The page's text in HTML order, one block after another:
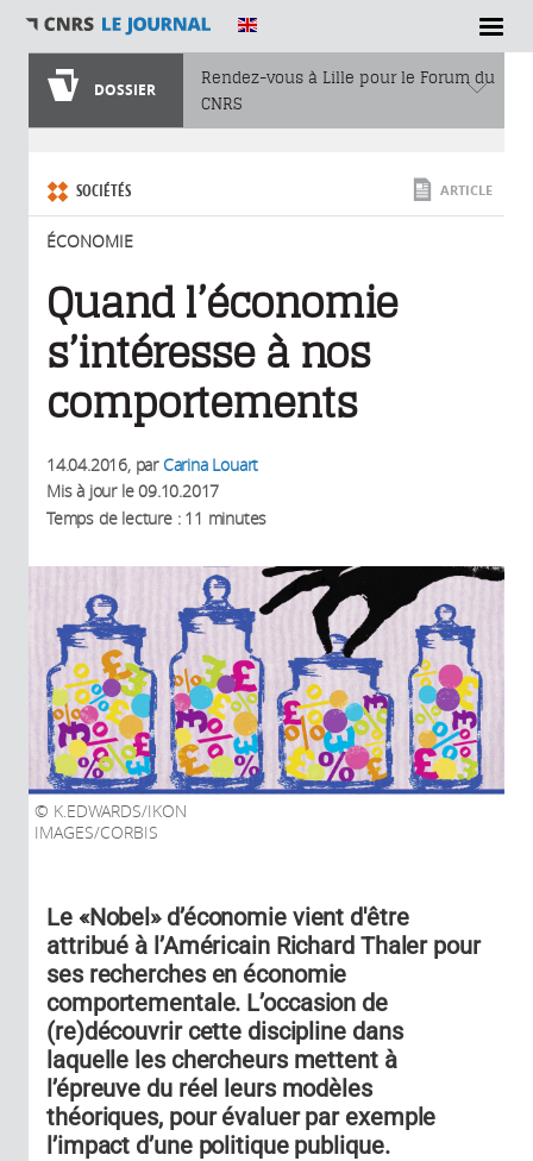
SECTIONS
DOSSIER
Rendez-vous à Lille pour le Forum du
CNRS
SOCIÉTÉS
ÉCONOMIE
ARTICLE
Quand l’économie
s’intéresse à nos
comportements
14.04.2016, parCarina Louart
Mis à jour le09.10.2017
Temps de lecture : 11 minutes
K.EDWARDS/IKON
IMAGES/CORBIS
Le «Nobel» d’économie vient d'être
attribué à l’Américain Richard Thaler pour
ses recherches en économie
comportementale. L’occasion de
(re)découvrir cette discipline dans
laquelle les chercheurs mettent à
l’épreuve du réel leurs modèles
théoriques, pour évaluer par exemple
l’impact d’une politique publique.